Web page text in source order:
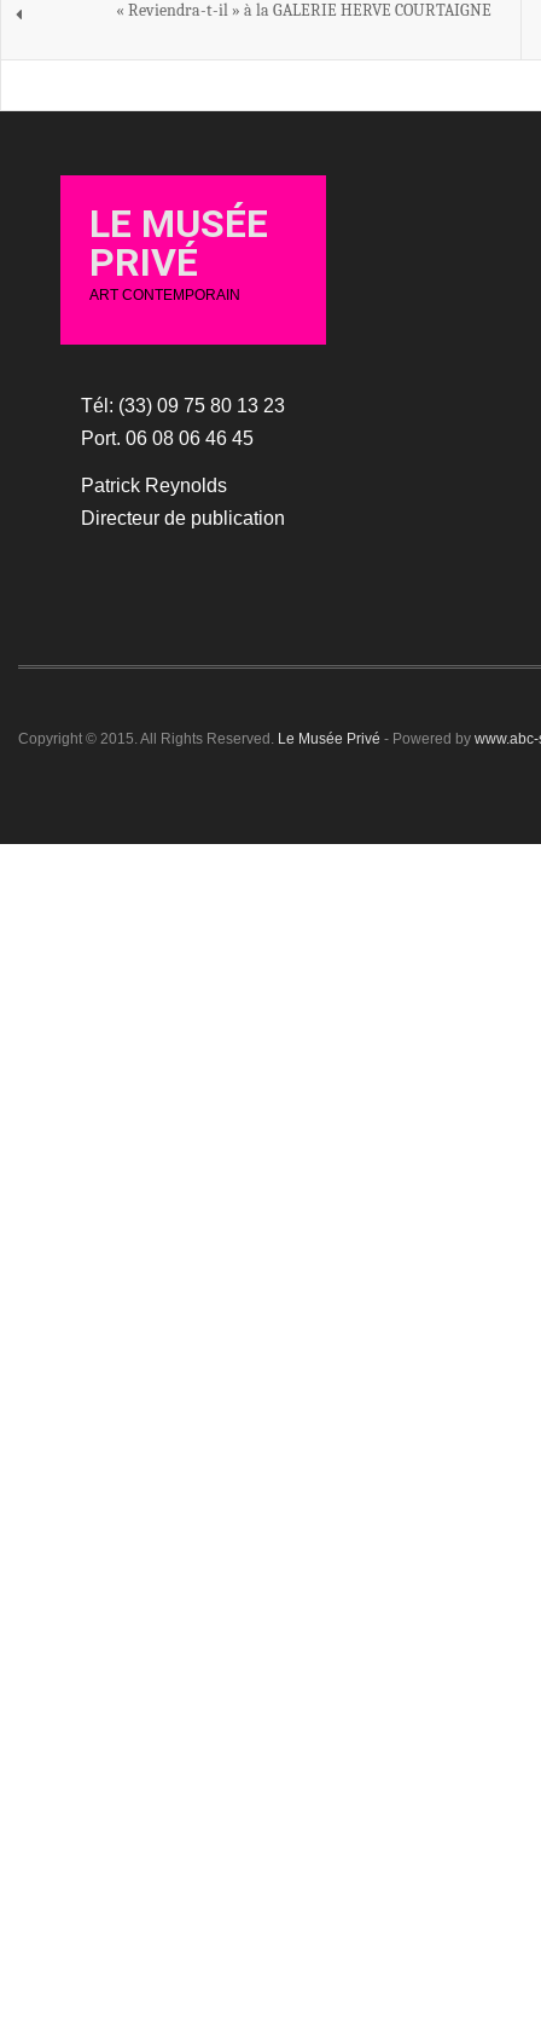
« Reviendra-t-il » à la GALERIE HERVE COURTAIGNE
LE MUSÉE
PRIVÉ
ART CONTEMPORAIN
Tél: (33) 09 75 80 13 23
Port. 06 08 06 46 45
Patrick Reynolds
Directeur de publication
Copyright © 2015. All Rights Reserved. Le Musée Privé - Powered by